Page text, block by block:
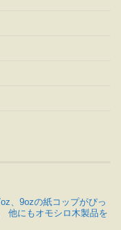
、9ozの紙コップがぴっ
他にもオモシロ木製品を